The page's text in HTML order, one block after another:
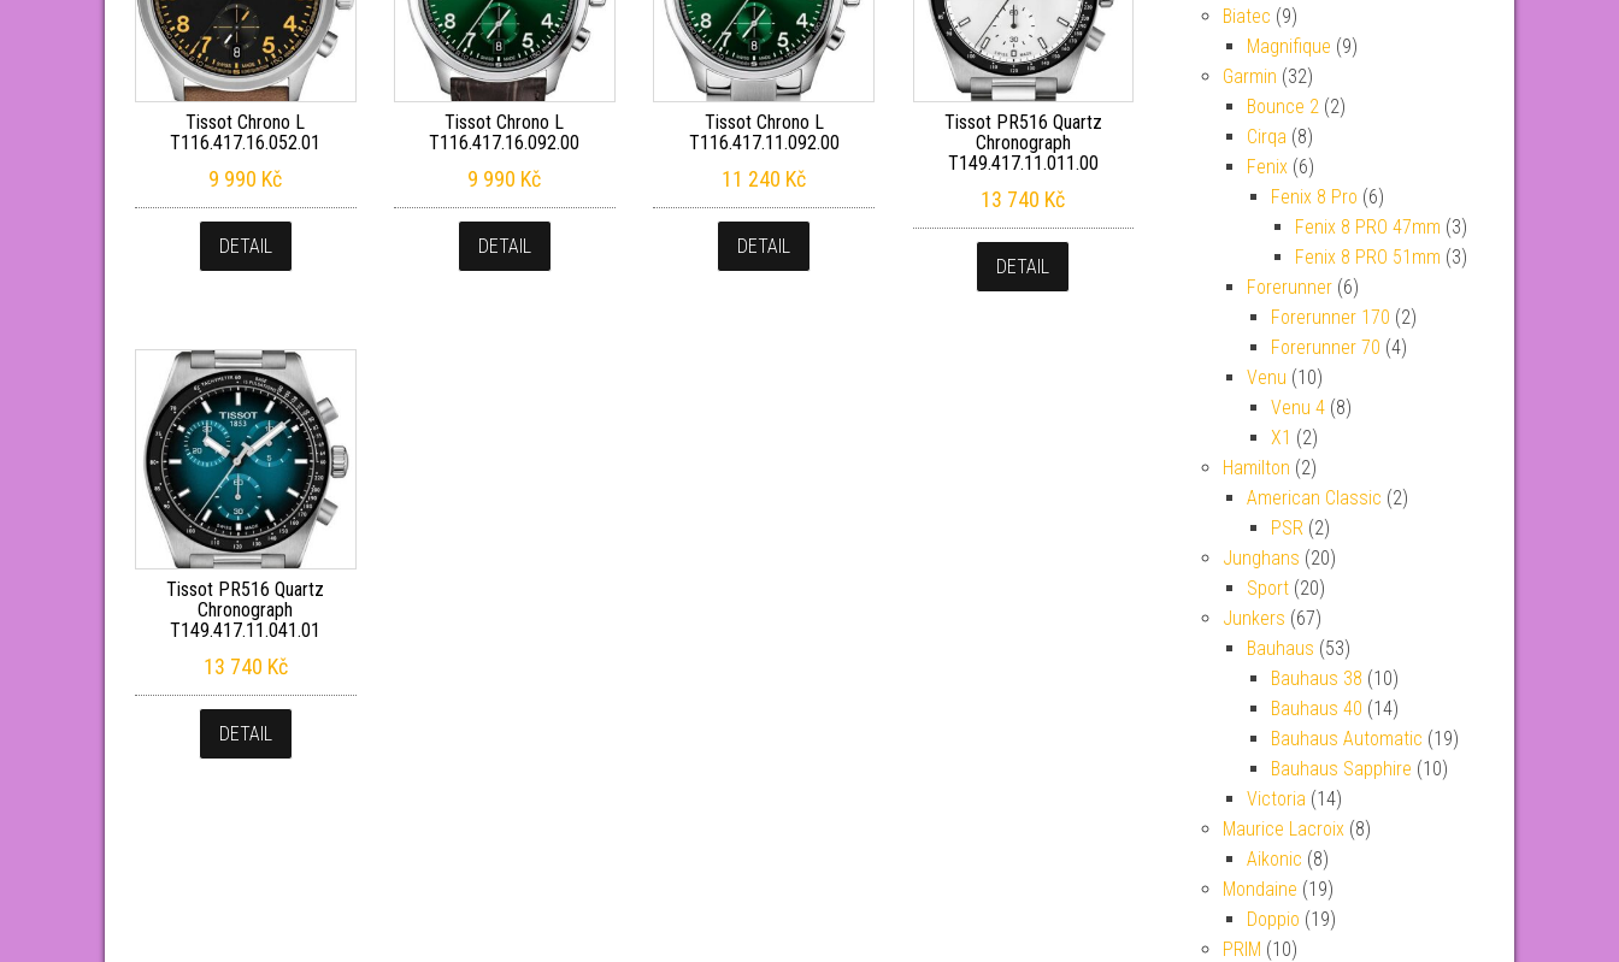
Tissot Chrono L
T116.417.16.052.01
9 990 Kč
DETAIL
Tissot Chrono L
T116.417.16.092.00
9 990 Kč
DETAIL
Tissot Chrono L
T116.417.11.092.00
11 240 Kč
DETAIL
Tissot PR516 Quartz
Chronograph
T149.417.11.011.00
13 740 Kč
DETAIL
Tissot PR516 Quartz
Chronograph
T149.417.11.041.01
13 740 Kč
DETAIL
Biatec (9)
Magnifique (9)
Garmin (32)
Bounce 2 (2)
Cirqa (8)
Fenix (6)
Fenix 8 Pro (6)
Fenix 8 PRO 47mm (3)
Fenix 8 PRO 51mm (3)
Forerunner (6)
Forerunner 170 (2)
Forerunner 70 (4)
Venu (10)
Venu 4 (8)
X1 (2)
Hamilton (2)
American Classic (2)
PSR (2)
Junghans (20)
Sport (20)
Junkers (67)
Bauhaus (53)
Bauhaus 38 (10)
Bauhaus 40 (14)
Bauhaus Automatic (19)
Bauhaus Sapphire (10)
Victoria (14)
Maurice Lacroix (8)
Aikonic (8)
Mondaine (19)
Doppio (19)
PRIM (10)